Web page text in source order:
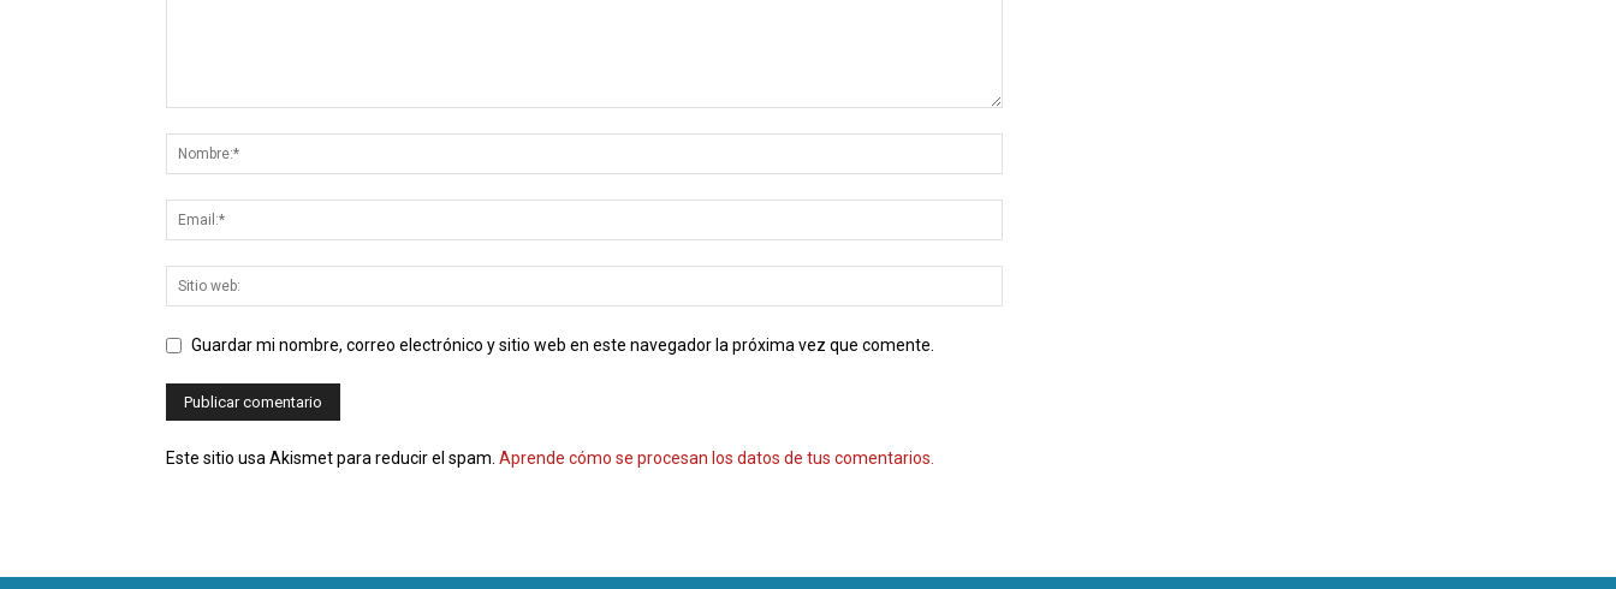
Guardar mi nombre, correo electrónico y sitio web en este navegador la próxima vez que comente.
Este sitio usa Akismet para reducir el spam. Aprende cómo se procesan los datos de tus comentarios.